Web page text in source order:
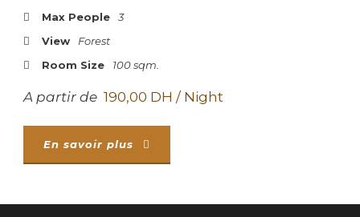
Max People
3
View
Forest
Room Size
100 sqm.
A partir de 190,00 DH / Night
En savoir plus